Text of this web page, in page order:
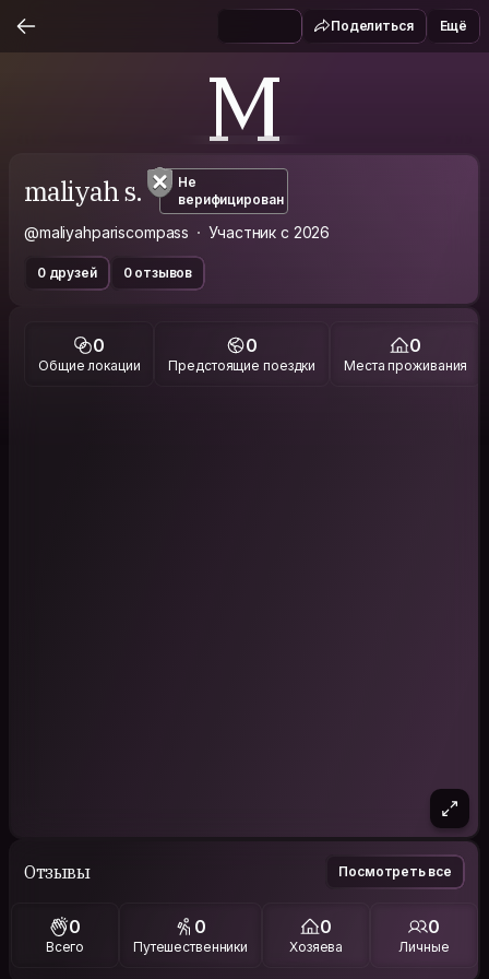
Поделиться Ещё
M
maliyah s.
Не
верифицирован
@maliyahpariscompass Участник с 2026
0 друзей 0 отзывов
0
Общие локации
0
Предстоящие поездки
0
Места проживания
Отзывы Посмотреть все
0
Всего
0
Путешественники
0
Хозяева
0
Личные